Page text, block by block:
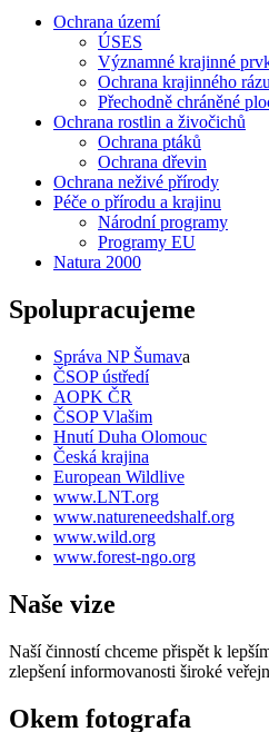
Ochrana území
ÚSES
Významné krajinné
Ochrana krajinného rázu
Přechodně chráněné
Ochrana rostlin a živočichů
Ochrana ptáků
Ochrana dřevin
Ochrana neživé přírody
Péče o přírodu a krajinu
Národní programy
Programy EU
Natura 2000
Spolupracujeme
Správa NP Šumava
ČSOP ústředí
AOPK ČR
ČSOP Vlašim
Hnutí Duha Olomouc
Česká krajina
European Wildlive
www.LNT.org
www.natureneedshalf.org
www.wild.org
www.forest-ngo.org
Naše vize
Naší činností chceme přispět k
zlepšení informovanosti široké
Okem fotografa